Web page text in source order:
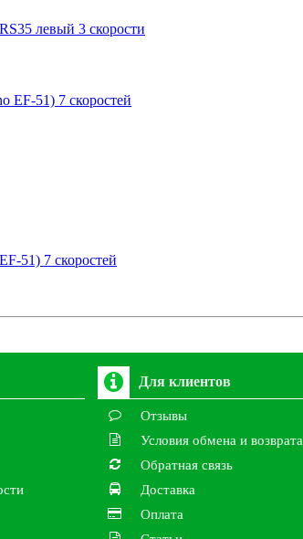
левый 3 скорости
51) 7 скоростей
Для клиентов
Отзывы
Условия обмена и возврата
Обратная связь
Доставка
Оплата